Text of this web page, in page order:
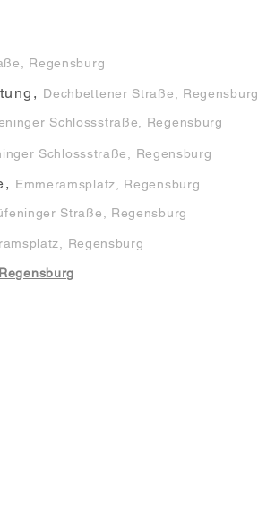
Regensburg
Dechbettener Straße, Regensburg
Schlossstraße, Regensburg
Schlossstraße, Regensburg
Emmeramsplatz, Regensburg
Straße, Regensburg
Regensburg
Regensburg